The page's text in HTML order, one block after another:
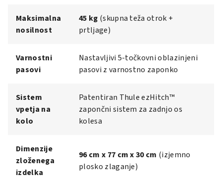
Maksimalna
nosilnost
45 kg (skupna teža otrok +
prtljage)
Varnostni
pasovi
Nastavljivi 5-točkovni oblazinjeni
pasovi z varnostno zaponko
Sistem
vpetja na
kolo
Patentiran Thule ezHitch™
zapončni sistem za zadnjo os
kolesa
Dimenzije
zloženega
izdelka
96 cm x 77 cm x 30 cm (izjemno
plosko zlaganje)